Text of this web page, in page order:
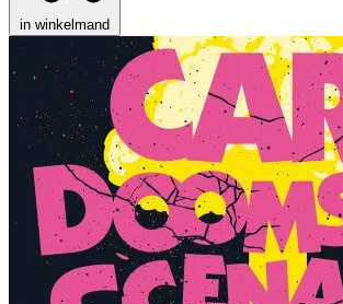
in winkelmand